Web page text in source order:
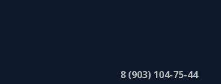
8 (903) 104-75-44